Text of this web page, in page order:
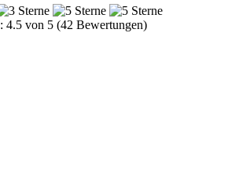
4.5 von 5 (42 Bewertungen)